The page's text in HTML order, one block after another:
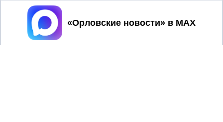
Принять